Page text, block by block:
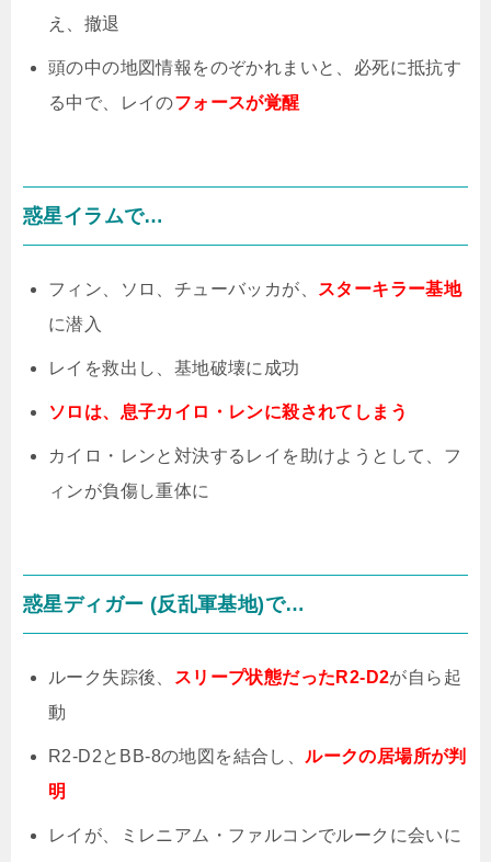
え、撤退
頭の中の地図情報をのぞかれまいと、必死に抵抗す
る中で、レイのフォースが覚醒
惑星イラムで…
フィン、ソロ、チューバッカが、
スターキラー基地
に潜入
レイを救出し、基地破壊に成功
ソロは、息子カイロ・レンに殺されてしまう
カイロ・レンと対決するレイを助けようとして、フ
ィンが負傷し重体に
惑星ディガー (反乱軍基地)で…
ルーク失踪後、 スリープ状態だったR2-D2が自ら起
動
R2-D2と BB-8の地図を結合し、 ルークの居場所が判
明
レイが、ミレニアム・ファルコンでルークに会いに